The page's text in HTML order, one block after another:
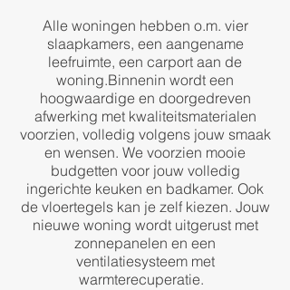
Alle woningen hebben o.m. vier
slaapkamers, een aangename
leefruimte, een carport aan de
woning.Binnenin wordt een
hoogwaardige en doorgedreven
afwerking met kwaliteitsmaterialen
voorzien, volledig volgens jouw smaak
en wensen. We voorzien mooie
budgetten voor jouw volledig
ingerichte keuken en badkamer. Ook
de vloertegels kan je zelf kiezen. Jouw
nieuwe woning wordt uitgerust met
zonnepanelen en een
ventilatiesysteem met
warmterecuperatie.